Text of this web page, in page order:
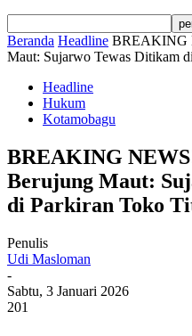
Beranda Headline BREAKING
Maut: Sujarwo Tewas Ditikam
Headline
Hukum
Kotamobagu
BREAKING
Berujung Maut:
di Parkiran Toko
Penulis
Udi Masloman
-
Sabtu, 3 Januari 2026
201